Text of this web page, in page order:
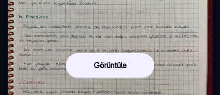
Görüntüle